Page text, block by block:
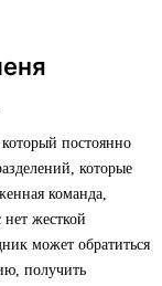
постоянно
которые
команда,
нет жесткой
может обратиться
получить